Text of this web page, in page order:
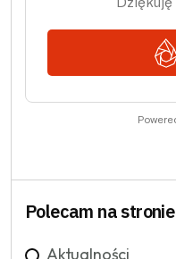
Polecam na stronie
Aktualności